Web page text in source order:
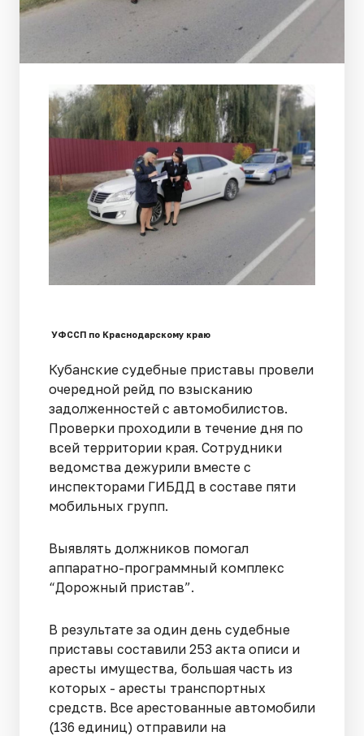
УФССП по Краснодарскому краю
Кубанские судебные приставы провели
очередной рейд по взысканию
задолженностей с автомобилистов.
Проверки проходили в течение дня по
всей территории края. Сотрудники
ведомства дежурили вместе с
инспекторами ГИБДД в составе пяти
мобильных групп.
Выявлять должников помогал
аппаратно-программный комплекс
“Дорожный пристав”.
В результате за один день судебные
приставы составили 253 акта описи и
аресты имущества, большая часть из
которых - аресты транспортных
средств. Все арестованные автомобили
(136 единиц) отправили на